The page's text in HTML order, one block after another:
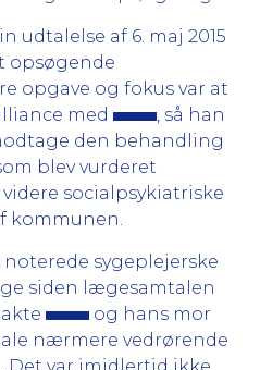
udtalelse af 6. maj 2015
opsøgende
opgave og fokus var at
med
, så han
den behandling
blev vurderet
socialpsykiatriske
kommunen.
noterede sygeplejerske
siden lægesamtalen
og hans mor
nærmere vedrørende
Det var imidlertid ikke